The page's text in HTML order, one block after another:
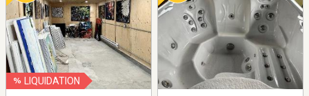
LIQUIDATION